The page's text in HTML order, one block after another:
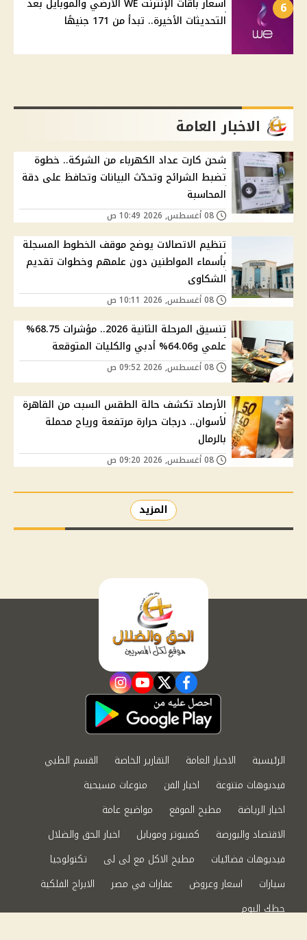
6
التحديثات الأخيرة.. تبدأ من 171 جنيهًا
الاخبار العامة
شحن كارت عداد الكهرباء من الشركة.. خطوة
تضبط الشرائح وتحدّث البيانات وتحافظ على دقة
المحاسبة
تنظيم الاتصالات يوضح موقف الخطوط المسجلة
بأسماء المواطنين دون علمهم وخطوات تقديم
الشكاوى
تنسيق المرحلة الثانية 2026.. مؤشرات 68.75%
علمي و64.06% أدبي والكليات المتوقعة
الأرصاد تكشف حالة الطقس السبت من القاهرة
لأسوان.. درجات حرارة مرتفعة ورياح محملة
بالرمال
المزيد
facebook
twitter
youtube
instagram
الرئيسية الاخبار العامة التقارير الخاصة
القسم الطبي
فيديوهات متنوعة
اخبار الفن
منوعات مسيحية
اخبار الرياضة
مطبخ الموقع
مواضيع عامة
الاقتصاد والبورصة
كمبيوتر وموبايل
اخبار الحق والضلال
فيديوهات فضائيات
مطبخ الاكل مع لى لى
تكنولوجيا
سيارات
اسعار وعروض عقارات في مصر
الابراج الفلكية
حظك اليوم